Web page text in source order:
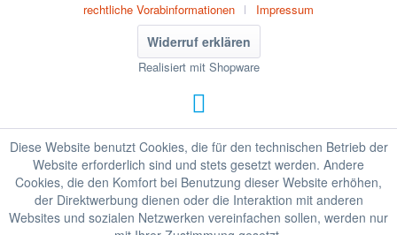
rechtliche Vorabinformationen
Impressum
Widerruf erklären
Realisiert mit Shopware
Diese Website benutzt Cookies, die für den technischen Betrieb der
Website erforderlich sind und stets gesetzt werden. Andere
Cookies, die den Komfort bei Benutzung dieser Website erhöhen,
der Direktwerbung dienen oder die Interaktion mit anderen
Websites und sozialen Netzwerken vereinfachen sollen, werden nur